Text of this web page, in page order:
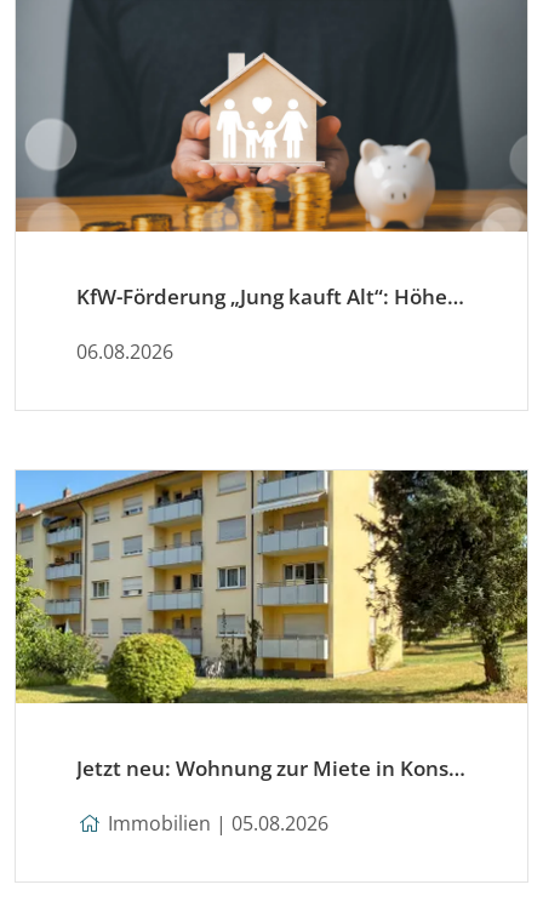
KfW-Förderung „Jung kauft Alt“: Höhere Kredite ab August 2026
06.08.2026
Jetzt neu: Wohnung zur Miete in Konstanz
Immobilien | 05.08.2026